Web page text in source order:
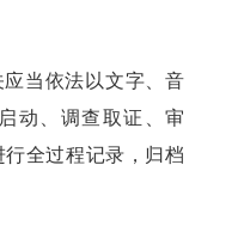
当依法以文字、音
动、调查取证、审
全过程记录，归档